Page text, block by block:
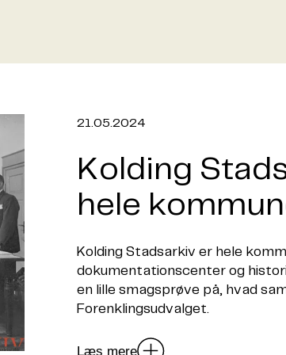
21.05.2024
Kolding
hele
Kolding Stadsarkiv er hele
dokumentationscenter og
en lille smagsprøve på, hvad
Forenklingsudvalget.
Læs mere